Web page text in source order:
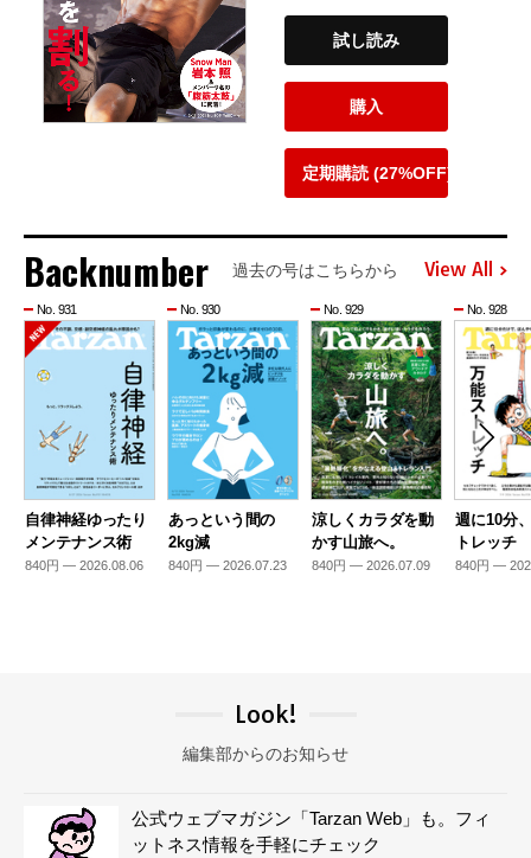
試し読み
購入
定期購読 (27%OFF)
Backnumber 過去の号はこちらから View All
No. 931
自律神経ゆったり
メンテナンス術
840円 — 2026.08.06
No. 930
あっという間の
2kg減
840円 — 2026.07.23
No. 929
涼しくカラダを動
かす山旅へ。
840円 — 2026.07.09
No. 928
週に10分
トレッチ
840円 —
Look!
編集部からのお知らせ
公式ウェブマガジン「Tarzan Web」も。フィ
ットネス情報を手軽にチェック